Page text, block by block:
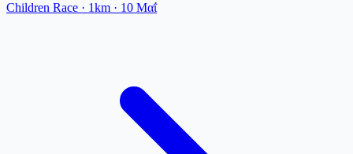
Children Race · 1km · 10 Μαΐ